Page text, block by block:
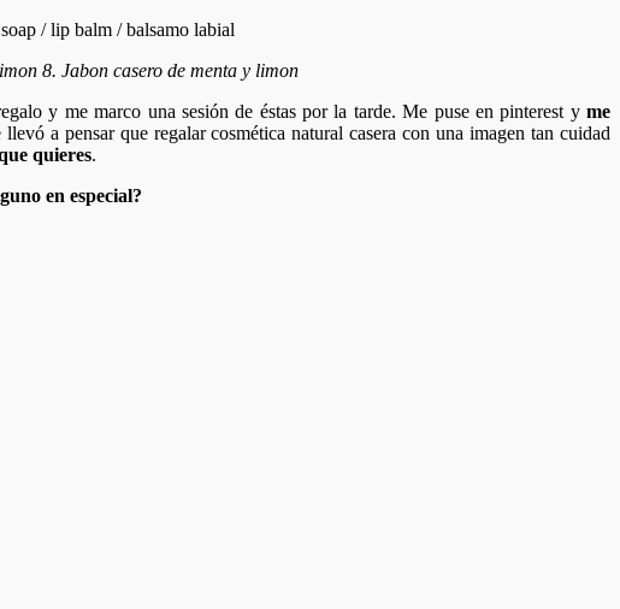
8. Jabon casero de menta y limon
y me marco una sesión de éstas por la tarde. Me puse en pinterest y me
a pensar que regalar cosmética natural casera con una imagen tan cuidad
quieres.
en especial?